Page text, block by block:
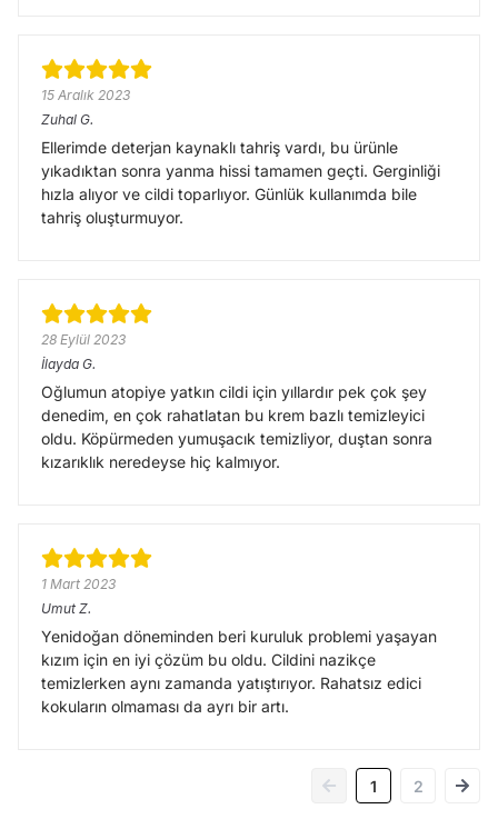
15 Aralık 2023
Zuhal G.
Ellerimde deterjan kaynaklı tahriş vardı, bu ürünle
yıkadıktan sonra yanma hissi tamamen geçti. Gerginliği
hızla alıyor ve cildi toparlıyor. Günlük kullanımda bile
tahriş oluşturmuyor.
28 Eylül 2023
İlayda G.
Oğlumun atopiye yatkın cildi için yıllardır pek çok şey
denedim, en çok rahatlatan bu krem bazlı temizleyici
oldu. Köpürmeden yumuşacık temizliyor, duştan sonra
kızarıklık neredeyse hiç kalmıyor.
1 Mart 2023
Umut Z.
Yenidoğan döneminden beri kuruluk problemi yaşayan
kızım için en iyi çözüm bu oldu. Cildini nazikçe
temizlerken aynı zamanda yatıştırıyor. Rahatsız edici
kokuların olmaması da ayrı bir artı.
1 2